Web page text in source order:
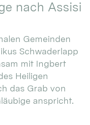
nach Assisi
Gemeinden
Schwaderlapp
mit Ingbert
Heiligen
das Grab von
anspricht.